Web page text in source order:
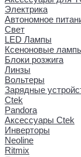
Электрика
Автономное
Свет
LED Лампы
Ксеноновые
Блоки розжига
Линзы
Вольтеры
Зарядные
Ctek
Pandora
Аксессуары Ctek
Инверторы
Neoline
Ritmix